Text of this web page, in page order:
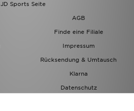
JD Sports Seite
AGB
Finde eine Filiale
Impressum
Rücksendung & Umtausch
Klarna
Datenschutz